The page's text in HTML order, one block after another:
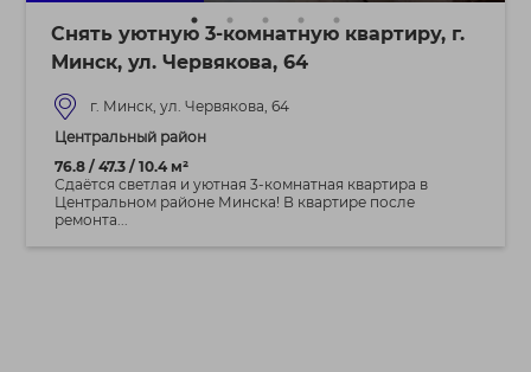
Снять уютную 3-комнатную квартиру, г.
Минск, ул. Червякова, 64
г. Минск, ул. Червякова, 64
Центральный район
76.8 / 47.3 / 10.4 м²
Сдаётся светлая и уютная 3-комнатная квартира в
Центральном районе Минска! В квартире после
ремонта...